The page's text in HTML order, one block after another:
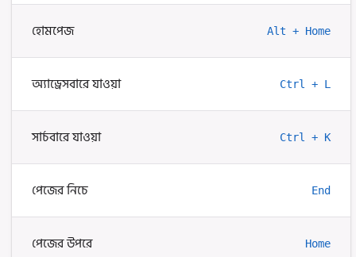
হোমপেজ Alt + Home
অ্যাড্রেসবারে যাওয়া Ctrl + L
সার্চবারে যাওয়া Ctrl + K
পেজের নিচে End
পেজের উপরে Home